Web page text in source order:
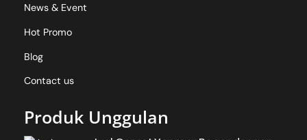
News & Event
Hot Promo
Blog
Contact us
Produk Unggulan